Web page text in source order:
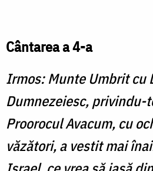
Cântarea a 4-a
Irmos: Munte Umbrit cu
Dumnezeiesc, privindu-
Proorocul Avacum, cu
văzători, a vestit mai